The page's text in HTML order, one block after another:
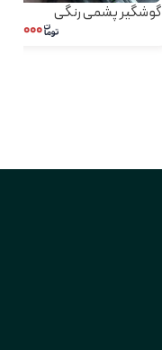
گوشگیر پشمی رنگی